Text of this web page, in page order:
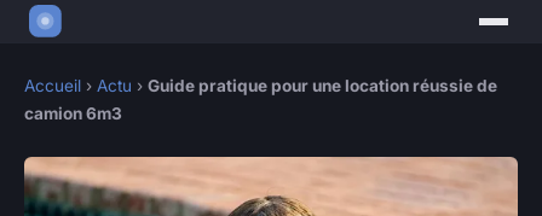
Accueil › Actu › Guide pratique pour une location réussie de
camion 6m3